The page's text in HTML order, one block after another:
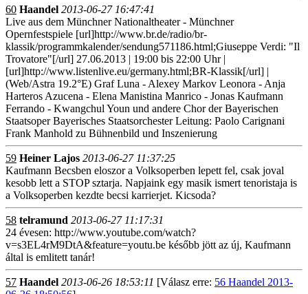
60 Haandel 2013-06-27 16:47:41
Live aus dem Münchner Nationaltheater - Münchner
Opernfestspiele [url]http://www.br.de/radio/br-
klassik/programmkalender/sendung571186.html;Giuseppe Verdi: "Il
Trovatore"[/url] 27.06.2013 | 19:00 bis 22:00 Uhr |
[url]http://www.listenlive.eu/germany.html;BR-Klassik[/url] |
(Web/Astra 19.2°E) Graf Luna - Alexey Markov Leonora - Anja
Harteros Azucena - Elena Manistina Manrico - Jonas Kaufmann
Ferrando - Kwangchul Youn und andere Chor der Bayerischen
Staatsoper Bayerisches Staatsorchester Leitung: Paolo Carignani
Frank Manhold zu Bühnenbild und Inszenierung
59 Heiner Lajos 2013-06-27 11:37:25
Kaufmann Becsben eloszor a Volksoperben lepett fel, csak joval
kesobb lett a STOP sztarja. Napjaink egy masik ismert tenoristaja is
a Volksoperben kezdte becsi karrierjet. Kicsoda?
58 telramund 2013-06-27 11:17:31
24 évesen: http://www.youtube.com/watch?
v=s3EL4rM9DtA&feature=youtu.be később jött az új, Kaufmann
által is emlitett tanár!
57 Haandel 2013-06-26 18:53:11 [Válasz erre: 56 Haandel 2013-